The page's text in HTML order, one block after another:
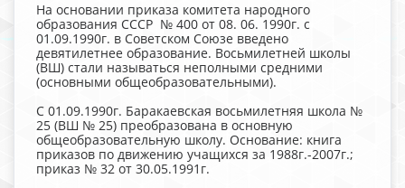
На основании приказа комитета народного
образования СССР № 400 от 08. 06. 1990г. с
01.09.1990г. в Советском Союзе введено
девятилетнее образование. Восьмилетней школы
(ВШ) стали называться неполными средними
(основными общеобразовательными).
С 01.09.1990г. Баракаевская восьмилетняя школа №
25 (ВШ № 25) преобразована в основную
общеобразовательную школу. Основание: книга
приказов по движению учащихся за 1988г.-2007г.;
приказ № 32 от 30.05.1991г.